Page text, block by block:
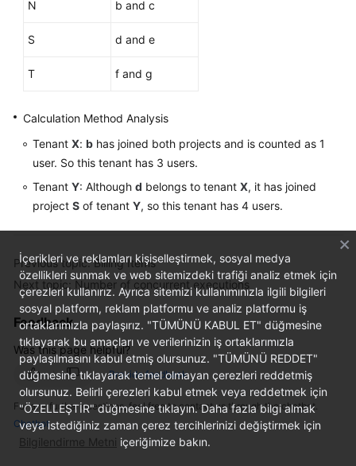
N b and c
S d and e
T f and g
Calculation Method Analysis
Tenant X: b has joined both projects and is counted as 1
user. So this tenant has 3 users.
Tenant Y: Although d belongs to tenant X, it has joined
project S of tenant Y, so this tenant has 4 users.
Previous topic: Billing Items
Next topic: Number of concurrent executions
Feedback
Was this page helpful?
Provide feedback
For any further questions, feel free to contact us through the chatbot.
Chatbot
İçerikleri ve reklamları kişiselleştirmek, sosyal medya
özellikleri sunmak ve web sitemizdeki trafiği analiz etmek için
çerezleri kullanırız. Ayrıca sitemizi kullanımınızla ilgili bilgileri
sosyal platform, reklam platformu ve analiz platformu iş
ortaklarımızla paylaşırız. "TÜMÜNÜ KABUL ET" düğmesine
tıklayarak bu amaçları ve verilerinizin iş ortaklarımızla
paylaşılmasını kabul etmiş olursunuz. "TÜMÜNÜ REDDET"
düğmesine tıklayarak temel olmayan çerezleri reddetmiş
olursunuz. Belirli çerezleri kabul etmek veya reddetmek için
"ÖZELLEŞTİR" düğmesine tıklayın. Daha fazla bilgi almak
veya istediğiniz zaman çerez tercihlerinizi değiştirmek için
Bilgilendirme Metni içeriğimize bakın.